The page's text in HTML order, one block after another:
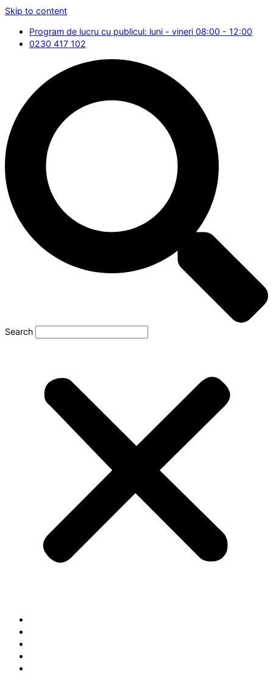
Skip to content
Program de lucru cu publicul: luni - vineri 08:00 - 12:00
0230 417 102
Search